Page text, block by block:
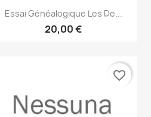
Anteprima
Essai Généalogique Les De...
20,00 €
favorite_border